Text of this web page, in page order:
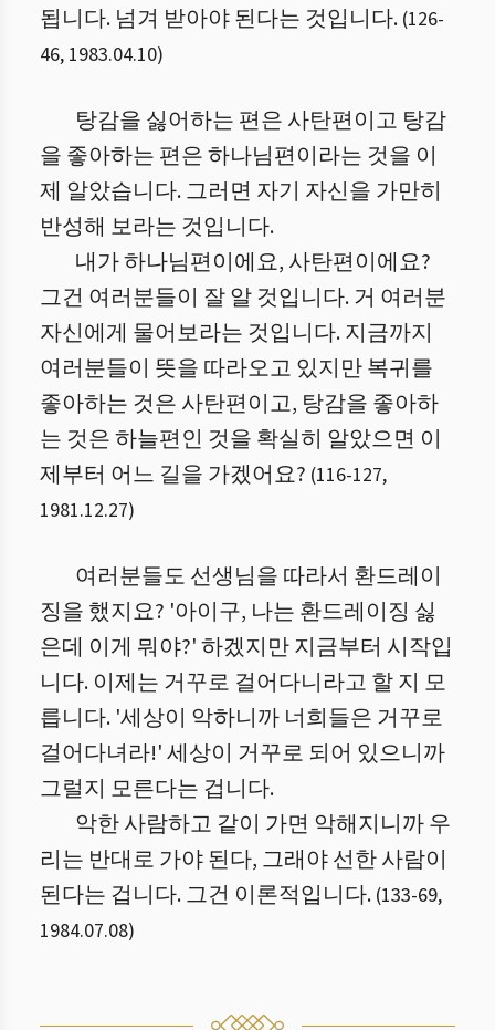
됩니다. 넘겨 받아야 된다는 것입니다. (126-
46, 1983.04.10)
탕감을 싫어하는 편은 사탄편이고 탕감
을 좋아하는 편은 하나님편이라는 것을 이
제 알았습니다. 그러면 자기 자신을 가만히
반성해 보라는 것입니다.
내가 하나님편이에요, 사탄편이에요?
그건 여러분들이 잘 알 것입니다. 거 여러분
자신에게 물어보라는 것입니다. 지금까지
여러분들이 뜻을 따라오고 있지만 복귀를
좋아하는 것은 사탄편이고, 탕감을 좋아하
는 것은 하늘편인 것을 확실히 알았으면 이
제부터 어느 길을 가겠어요? (116-127,
1981.12.27)
여러분들도 선생님을 따라서 환드레이
징을 했지요? '아이구, 나는 환드레이징 싫
은데 이게 뭐야?' 하겠지만 지금부터 시작입
니다. 이제는 거꾸로 걸어다니라고 할 지 모
릅니다. '세상이 악하니까 너희들은 거꾸로
걸어다녀라!' 세상이 거꾸로 되어 있으니까
그럴지 모른다는 겁니다.
악한 사람하고 같이 가면 악해지니까 우
리는 반대로 가야 된다, 그래야 선한 사람이
된다는 겁니다. 그건 이론적입니다. (133-69,
1984.07.08)